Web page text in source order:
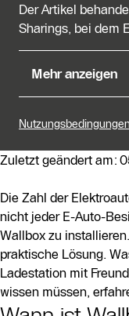
Der Artikel
Sharings, bei dem
Sharings, bei dem
Ladestation mit
sinnvoll in
Besitzer in der
eigene Wallbox
ermöglicht eine
Nutzung der
Der Artikel
Teilen von
gemeinschaftliche
hervor, darunter
Mehr anzeigen
Zuletzt geändert am:
Die Zahl der
nicht jeder E-Auto-
Wallbox zu
praktische Lösung.
Ladestation mit
wissen müssen,